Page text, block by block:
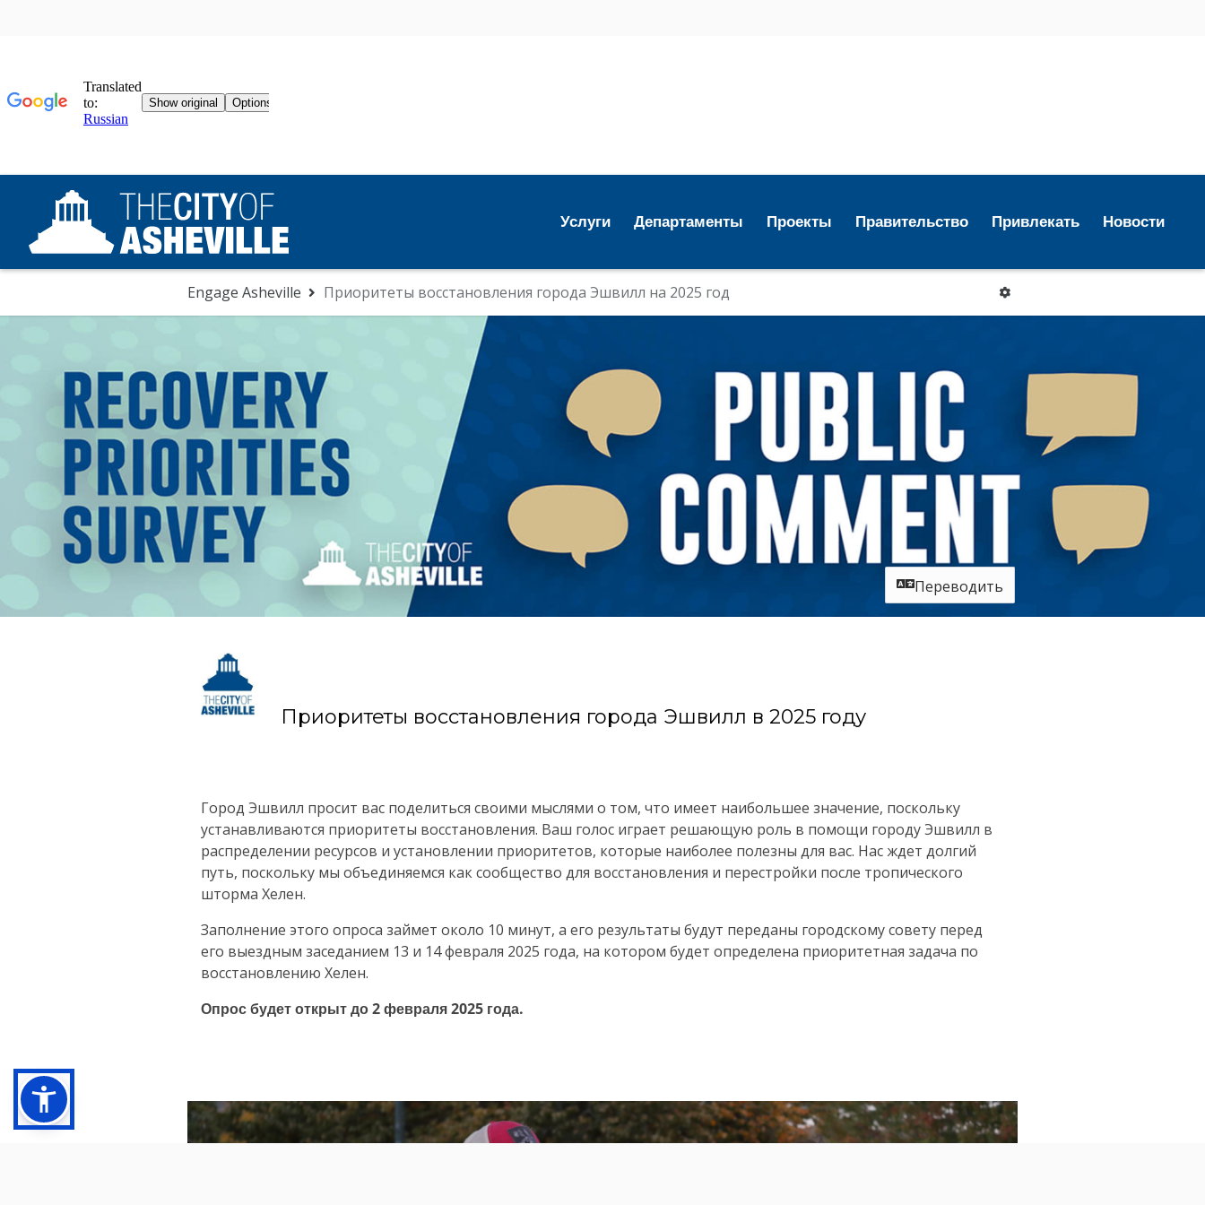
Услуги Департаменты Проекты Правительство Привлекать Новости
Engage Asheville Приоритеты восстановления города Эшвилл на 2025 год
Переводить
Приоритеты восстановления города Эшвилл в 2025 году
Город Эшвилл просит вас поделиться своими мыслями о том, что имеет наибольшее значение, поскольку
устанавливаются приоритеты восстановления. Ваш голос играет решающую роль в помощи городу Эшвилл в
распределении ресурсов и установлении приоритетов, которые наиболее полезны для вас. Нас ждет долгий
путь, поскольку мы объединяемся как сообщество для восстановления и перестройки после тропического
шторма Хелен.
Заполнение этого опроса займет около 10 минут, а его результаты будут переданы городскому совету перед
его выездным заседанием 13 и 14 февраля 2025 года, на котором будет определена приоритетная задача по
восстановлению Хелен.
Опрос будет открыт до 2 февраля 2025 года.